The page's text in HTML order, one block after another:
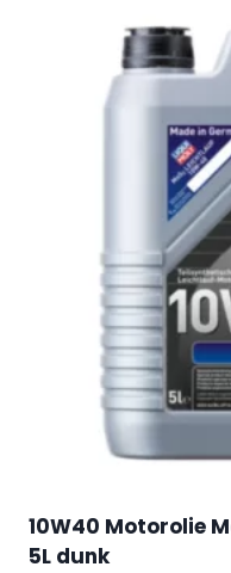
10W40 Motorolie
5L dunk